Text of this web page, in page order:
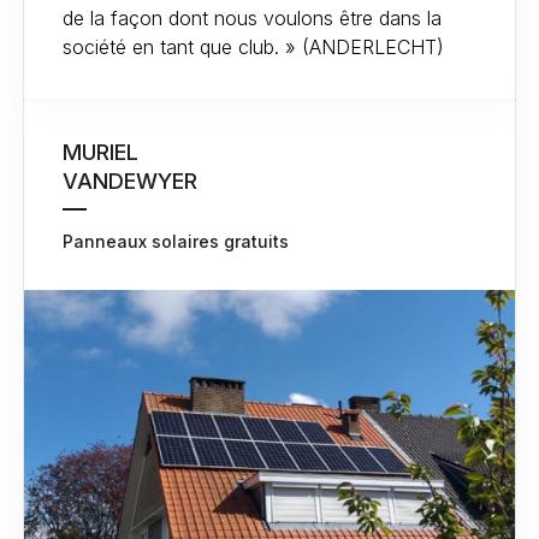
de la façon dont nous voulons être dans la
société en tant que club. » (ANDERLECHT)
MURIEL
VANDEWYER
Panneaux solaires gratuits